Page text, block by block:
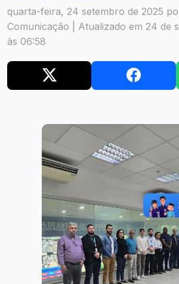
quarta-feira, 24 setembro de 2025
Comunicação | Atualizado em 24 de
às 06:58